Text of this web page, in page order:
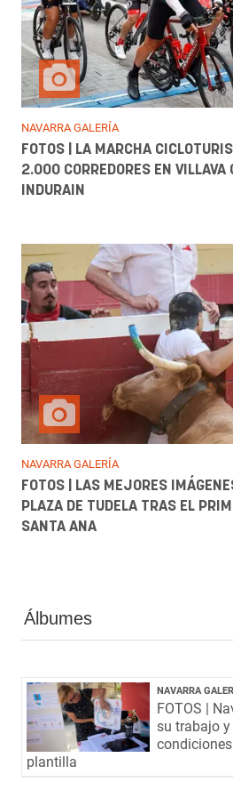
NAVARRA GALERÍA
FOTOS | LA MARCHA
2.000 CORREDORES EN VILLAVA
INDURAIN
NAVARRA GALERÍA
FOTOS | LAS MEJORES
PLAZA DE TUDELA TRAS EL
SANTA ANA
Álbumes
NAVARRA
FOTOS |
su trabajo
plantilla